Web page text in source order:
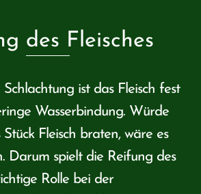
des Fleisches
ist das Fleisch fest
Wasserbindung. Würde
Fleisch braten, wäre es
Darum spielt die Reifung des
Rolle bei der